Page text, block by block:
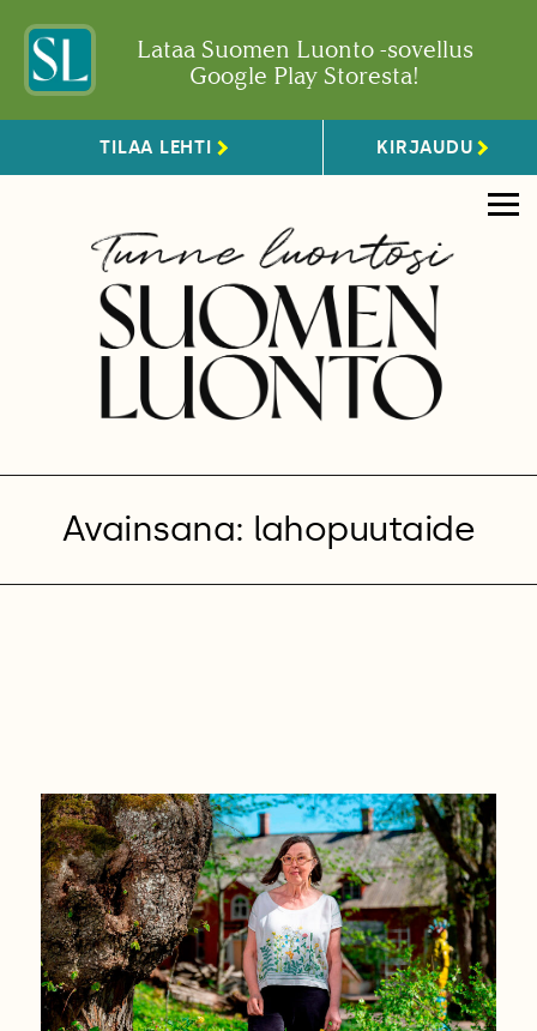
Lataa Suomen Luonto -sovellus
Google Play Storesta!
TILAA LEHTI KIRJAUDU
Avainsana: lahopuutaide